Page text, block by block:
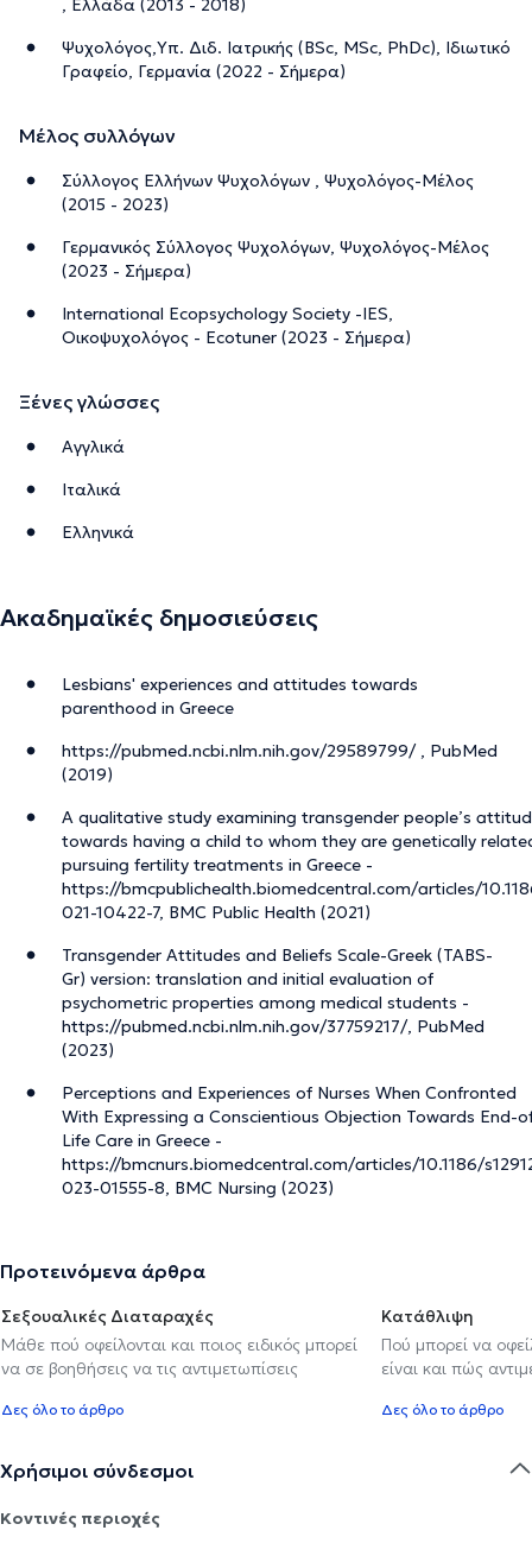
, Ελλάδα (2013 - 2018)
Ψυχολόγος,Υπ. Διδ. Ιατρικής (BSc, MSc, PhDc), Ιδιωτικό
Γραφείο, Γερμανία (2022 - Σήμερα)
Μέλος συλλόγων
Σύλλογος Ελλήνων Ψυχολόγων , Ψυχολόγος-Μέλος
(2015 - 2023)
Γερμανικός Σύλλογος Ψυχολόγων, Ψυχολόγος-Μέλος
(2023 - Σήμερα)
International Ecopsychology Society -IES,
Οικοψυχολόγος - Ecotuner (2023 - Σήμερα)
Ξένες γλώσσες
Αγγλικά
Ιταλικά
Ελληνικά
Ακαδημαϊκές δημοσιεύσεις
Lesbians' experiences and attitudes towards
parenthood in Greece
https://pubmed.ncbi.nlm.nih.gov/29589799/ , PubMed
(2019)
A qualitative study examining transgender people’s
towards having a child to whom they are genetically
pursuing fertility treatments in Greece -
https://bmcpublichealth.biomedcentral.com/articles/
021-10422-7, BMC Public Health (2021)
Transgender Attitudes and Beliefs Scale-Greek (TABS-
Gr) version: translation and initial evaluation of
psychometric properties among medical students -
https://pubmed.ncbi.nlm.nih.gov/37759217/, PubMed
(2023)
Perceptions and Experiences of Nurses When Confronted
With Expressing a Conscientious Objection Towards End-
Life Care in Greece -
https://bmcnurs.biomedcentral.com/articles/10.1186/
023-01555-8, BMC Nursing (2023)
Προτεινόμενα άρθρα
Σεξουαλικές Διαταραχές
Μάθε πού οφείλονται και ποιος ειδικός μπορεί
να σε βοηθήσεις να τις αντιμετωπίσεις
Δες όλο το άρθρο
Κατάθλιψη
Πού μπορεί να
είναι και πώς
Δες όλο το άρθρο
Χρήσιμοι σύνδεσμοι
Κοντινές περιοχές